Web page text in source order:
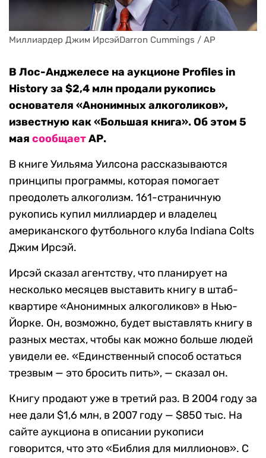
Миллиардер Джим ИрсэйDarron Cummings / AP
В Лос-Анджелесе на аукционе Profiles in
History за $2,4 млн продали рукопись
основателя «Анонимных алкоголиков»,
известную как «Большая книга». Об этом 5
мая сообщаетАР.
В книге Уильяма Уилсона рассказываются
принципы программы, которая помогает
преодолеть алкоголизм. 161-страничную
рукопись купил миллиардер и владелец
американского футбольного клуба Indiana Colts
Джим Ирсэй.
Ирсэй сказал агентству, что планирует на
несколько месяцев выставить книгу в штаб-
квартире «Анонимных алкоголиков» в Нью-
Йорке. Он, возможно, будет выставлять книгу в
разных местах, чтобы как можно больше людей
увидели ее. «Единственный способ остаться
трезвым — это бросить пить», — сказал он.
Книгу продают уже в третий раз. В 2004 году за
нее дали $1,6 млн, в 2007 году — $850 тыс. На
сайте аукциона в описании рукописи
говорится, что это «Библия для миллионов». С